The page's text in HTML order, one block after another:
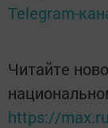
Telegram-
Читайте
https://